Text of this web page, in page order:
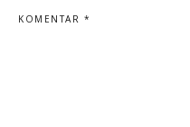
KOMENTAR *